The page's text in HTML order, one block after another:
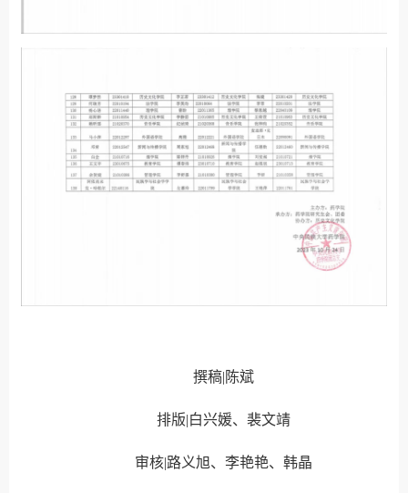
撰稿|陈斌
排版|白兴媛、裴文靖
审核|路义旭、李艳艳、韩晶